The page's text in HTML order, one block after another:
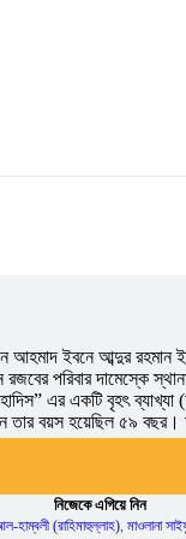
ইবনে আব্দুর
পরিবার
এর একটি বৃহৎ
বয়স হয়েছিল ৫৯ বছর।
নিজেকে এগিয়ে নিন
হাম্বলী (রাহিমাহুল্লাহ), মাওলানা